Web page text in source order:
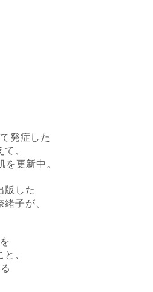
発症した
、
更新中。
版した
子が、
、